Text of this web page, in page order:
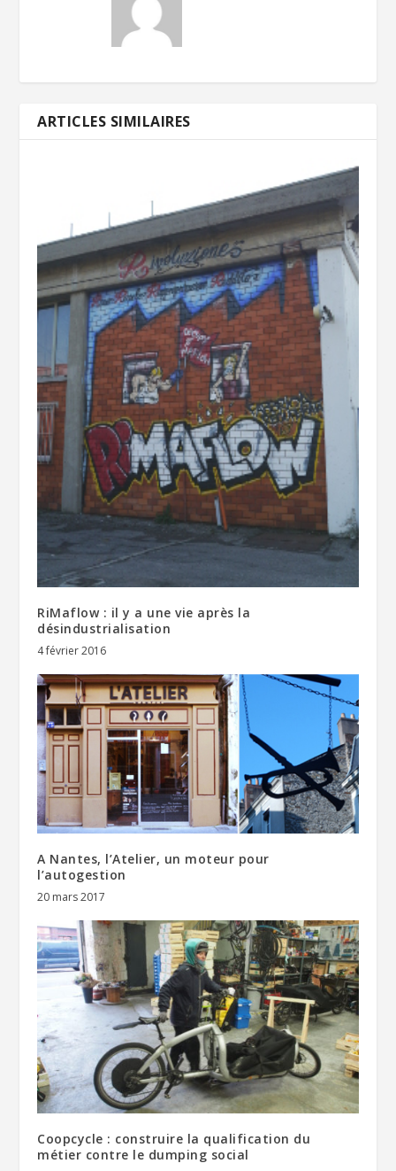
ARTICLES SIMILAIRES
RiMaflow : il y a une vie après la
désindustrialisation
4 février 2016
A Nantes, l’Atelier, un moteur pour
l’autogestion
20 mars 2017
Coopcycle : construire la qualification du
métier contre le dumping social